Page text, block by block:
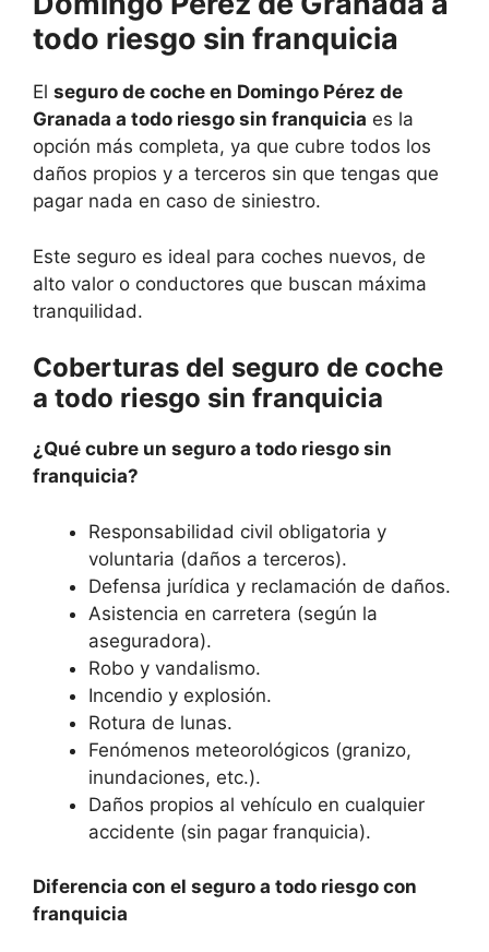
todo riesgo sin franquicia
El seguro de coche en Domingo Pérez de
Granada a todo riesgo sin franquicia es la
opción más completa, ya que cubre todos los
daños propios y a terceros sin que tengas que
pagar nada en caso de siniestro.
Este seguro es ideal para coches nuevos, de
alto valor o conductores que buscan máxima
tranquilidad.
Coberturas del seguro de coche
a todo riesgo sin franquicia
¿Qué cubre un seguro a todo riesgo sin
franquicia?
Responsabilidad civil obligatoria y
voluntaria (daños a terceros).
Defensa jurídica y reclamación de daños.
Asistencia en carretera (según la
aseguradora).
Robo y vandalismo.
Incendio y explosión.
Rotura de lunas.
Fenómenos meteorológicos (granizo,
inundaciones, etc.).
Daños propios al vehículo en cualquier
accidente (sin pagar franquicia).
Diferencia con el seguro a todo riesgo con
franquicia